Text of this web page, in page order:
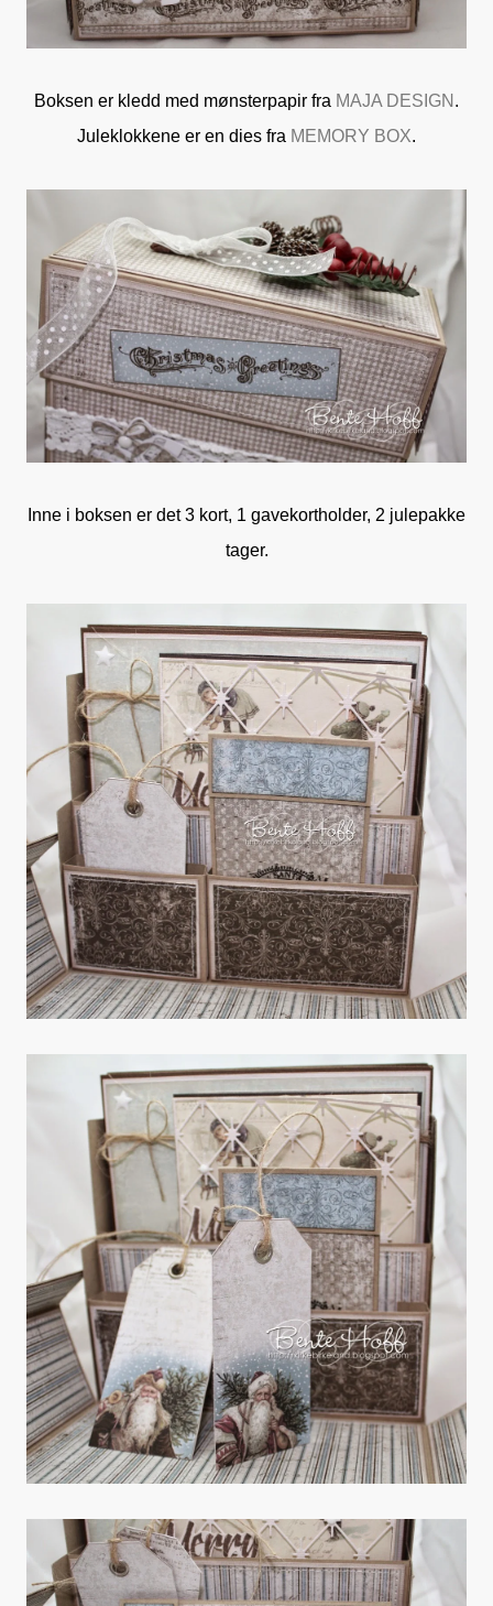
Boksen er kledd med mønsterpapir fra MAJA DESIGN .
Juleklokkene er en dies fra MEMORY BOX.
Inne i boksen er det 3 kort, 1 gavekortholder, 2 julepakke
tager.